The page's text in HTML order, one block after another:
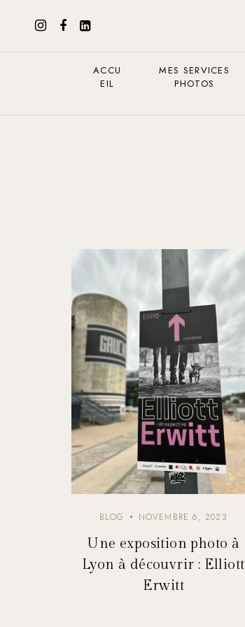
ACCU
EIL
MES SERVICES
PHOTOS
BLOG NOVEMBRE 6, 2023
Une exposition photo à
Lyon à découvrir : Elliott
Erwitt